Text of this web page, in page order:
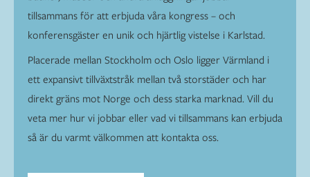
tillsammans för att erbjuda våra kongress – och
konferensgäster en unik och hjärtlig vistelse i Karlstad.
Placerade mellan Stockholm och Oslo ligger Värmland i
ett expansivt tillväxtstråk mellan två storstäder och har
direkt gräns mot Norge och dess starka marknad. Vill du
veta mer hur vi jobbar eller vad vi tillsammans kan erbjuda
så är du varmt välkommen att kontakta oss.